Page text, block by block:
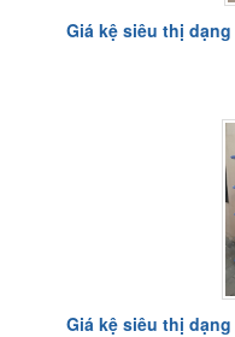
Giá kệ siêu thị
Giá kệ siêu thị